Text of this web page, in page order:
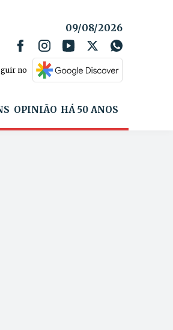
09/08/2026
no
OPINIÃO HÁ 50 ANOS